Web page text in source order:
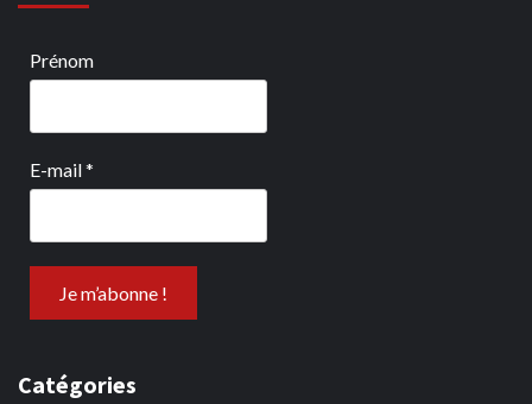
Prénom
E-mail*
Catégories